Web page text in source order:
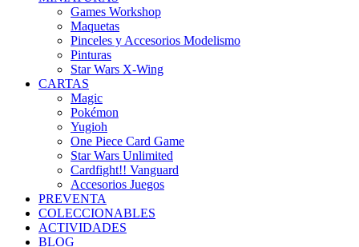
Games Workshop
Maquetas
Pinceles y Accesorios Modelismo
Pinturas
Star Wars X-Wing
CARTAS
Magic
Pokémon
Yugioh
One Piece Card Game
Star Wars Unlimited
Cardfight!! Vanguard
Accesorios Juegos
PREVENTA
COLECCIONABLES
ACTIVIDADES
BLOG